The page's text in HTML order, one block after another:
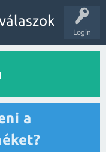
Login
a